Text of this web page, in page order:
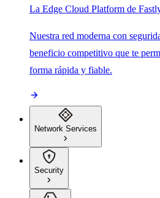
La Edge Cloud Platform de
Nuestra red moderna con
beneficio competitivo que te
forma rápida y fiable.
Network Services
Security